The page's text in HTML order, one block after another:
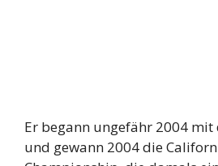
Er begann ungefähr 2004 mit
und gewann 2004 die